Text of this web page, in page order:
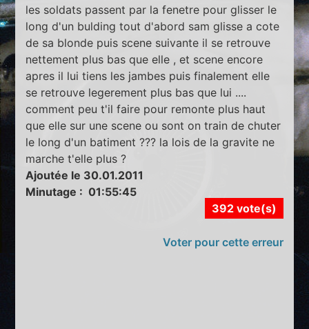
les soldats passent par la fenetre pour glisser le
long d'un bulding tout d'abord sam glisse a cote
de sa blonde puis scene suivante il se retrouve
nettement plus bas que elle , et scene encore
apres il lui tiens les jambes puis finalement elle
se retrouve legerement plus bas que lui ....
comment peu t'il faire pour remonte plus haut
que elle sur une scene ou sont on train de chuter
le long d'un batiment ??? la lois de la gravite ne
marche t'elle plus ?
Ajoutée le 30.01.2011
Minutage : 01:55:45
392 vote(s)
Voter pour cette erreur